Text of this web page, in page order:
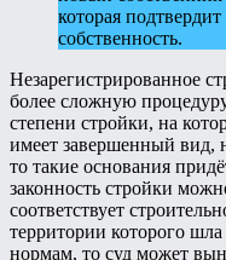
которая
собственность.
Незарегистрированное
более сложную
степени стройки, на
имеет завершенный вид,
то такие основания
законность стройки
соответствует
территории которого шла
нормам, то суд может